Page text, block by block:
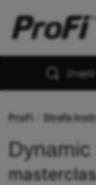
ProFi Strefa
Dynamic